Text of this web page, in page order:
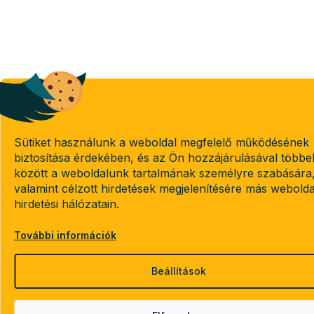
Sütiket használunk a weboldal megfelelő működésének
biztosítása érdekében, és az Ön hozzájárulásával
között a weboldalunk tartalmának személyre
valamint célzott hirdetések megjelenítésére más
hirdetési hálózatain.
További információk
Beállítások